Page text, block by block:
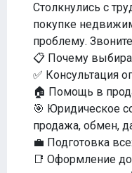
Столкнулись с
покупке
проблему.
📋 Почему
✅ Консультация
🏠 Помощь в
🎯 Юридическое
продажа, обмен,
💼 Подготовка
📑 Оформление